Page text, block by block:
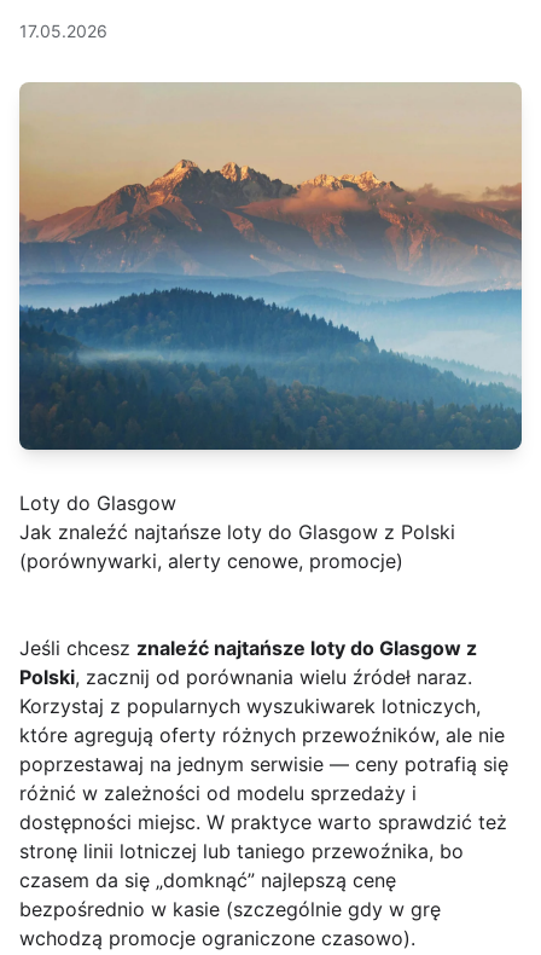
17.05.2026
Loty do Glasgow
Jak znaleźć najtańsze loty do Glasgow z Polski
(porównywarki, alerty cenowe, promocje)
Jeśli chcesz znaleźć najtańsze loty do Glasgow z
Polski, zacznij od porównania wielu źródeł naraz.
Korzystaj z popularnych wyszukiwarek lotniczych,
które agregują oferty różnych przewoźników, ale nie
poprzestawaj na jednym serwisie — ceny potrafią się
różnić w zależności od modelu sprzedaży i
dostępności miejsc. W praktyce warto sprawdzić też
stronę linii lotniczej lub taniego przewoźnika, bo
czasem da się „domknąć” najlepszą cenę
bezpośrednio w kasie (szczególnie gdy w grę
wchodzą promocje ograniczone czasowo).